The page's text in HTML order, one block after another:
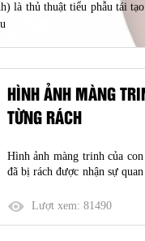
là thủ thuật tiểu phẫu tái
HÌNH ẢNH MÀNG
TỪNG RÁCH
Hình ảnh màng trinh của
đã bị rách được nhận sự
phụ nữ khi còn là con gái.
Lượt xem: 81490